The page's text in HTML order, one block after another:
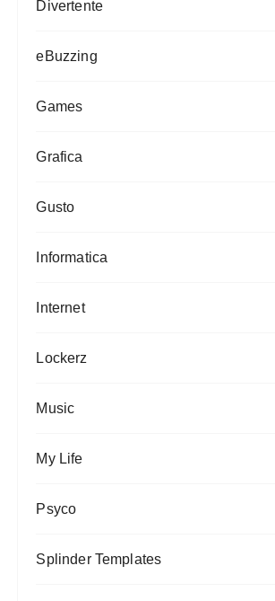
Divertente
eBuzzing
Games
Grafica
Gusto
Informatica
Internet
Lockerz
Music
My Life
Psyco
Splinder Templates